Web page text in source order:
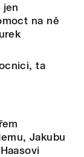
jen
na ně
ta
Jakubu